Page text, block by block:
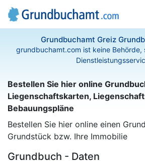
Grundbuchamt Greiz
grundbuchamt.com ist keine Behörde,
Bestellen Sie hier online
Liegenschaftskarten,
Bebauungspläne
Bestellen Sie hier online einen
Grundstück bzw. Ihre Immobilie
Grundbuch - Daten